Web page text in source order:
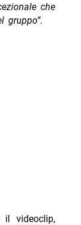
che
gruppo”.
videoclip,